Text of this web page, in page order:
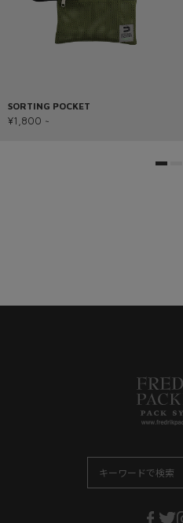
SORTING POCKET
¥1,800 ~